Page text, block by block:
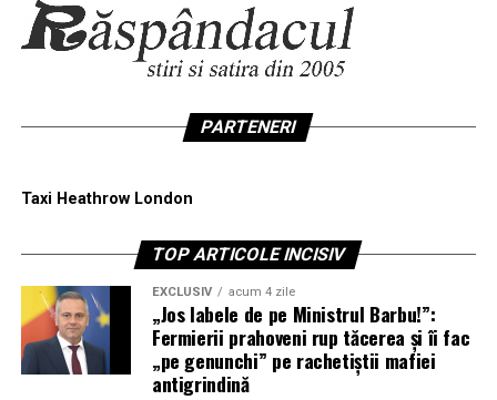
PARTENERI
Taxi Heathrow London
TOP ARTICOLE INCISIV
EXCLUSIV acum 4 zile
„Jos labele de pe Ministrul Barbu!”:
Fermierii prahoveni rup tăcerea și îi fac
„pe genunchi” pe rachetiștii mafiei
antigrindină